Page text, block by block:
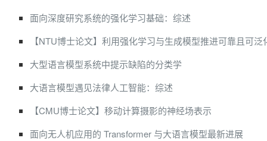
面向深度研究系统的强化学习基础：综述
【NTU博士论文】利用强化学习与生成模型推进可靠且可泛
大型语言模型系统中提示缺陷的分类学
大语言模型遇见法律人工智能：综述
【CMU博士论文】移动计算摄影的神经场表示
面向无人机应用的 Transformer 与大语言模型最新进展